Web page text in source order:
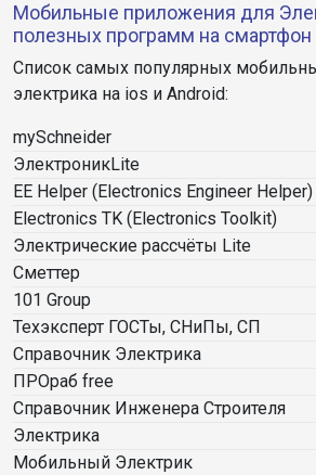
Мобильные приложения для
полезных программ на смартфон
Список самых популярных
электрика на ios и Android:
mySchneider
ЭлектроникLite
EE Helper (Electronics Engineer Helper)
Electronics TK (Electronics Toolkit)
Электрические рассчёты Lite
Сметтер
101 Group
Техэксперт ГОСТы, СНиПы, СП
Справочник Электрика
ПРОраб free
Справочник Инженера Строителя
Электрика
Мобильный Электрик